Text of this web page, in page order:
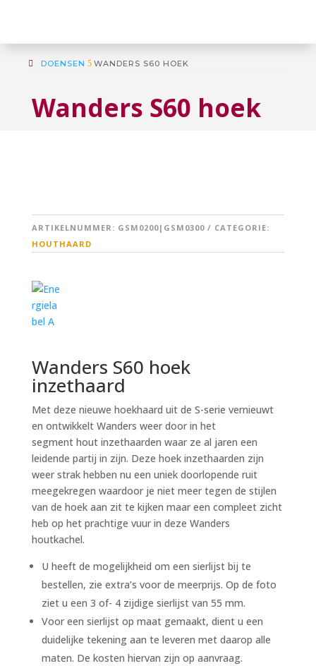
DOENSEN 5 WANDERS S60 HOEK
Wanders S60 hoek
ARTIKELNUMMER: GSM0200|GSM0300
CATEGORIE:
HOUTHAARD
Wanders S60 hoek
inzethaard
Met deze nieuwe hoekhaard uit de S-serie vernieuwt
en ontwikkelt Wanders weer door in het
segment hout inzethaarden waar ze al jaren een
leidende partij in zijn. Deze hoek inzethaarden zijn
weer strak hebben nu een uniek doorlopende ruit
meegekregen waardoor je niet meer tegen de stijlen
van de hoek aan zit te kijken maar een compleet zicht
heb op het prachtige vuur in deze Wanders
houtkachel.
U heeft de mogelijkheid om een sierlijst bij te
bestellen, zie extra’s voor de meerprijs. Op de foto
ziet u een 3 of- 4 zijdige sierlijst van 55 mm.
Voor een sierlijst op maat gemaakt, dient u een
duidelijke tekening aan te leveren met daarop alle
maten. De kosten hiervan zijn op aanvraag.